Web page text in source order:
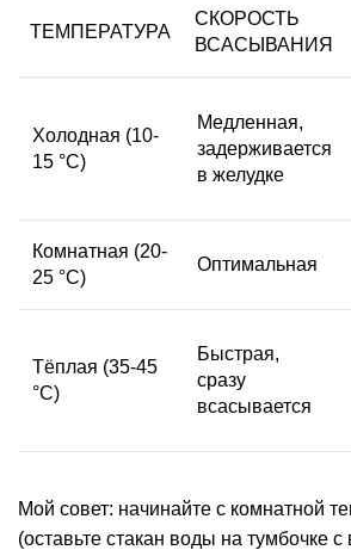
ТЕМПЕРАТУРА
СКОРОСТЬ
ВСАСЫВАНИЯ
Холодная (10-
15 °C)
Медленная,
задерживается
в желудке
Комнатная (20-
25 °C)
Оптимальная
Тёплая (35-45
°C)
Быстрая,
сразу
всасывается
Мой совет: начинайте с комнатной
(оставьте стакан воды на тумбочке